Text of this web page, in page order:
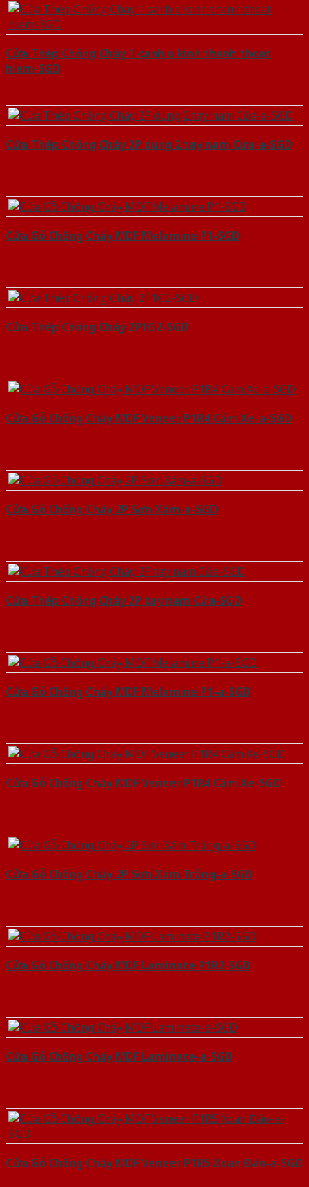
Cửa Thép Chống Cháy 1 canh o kinh thanh thoat
hiem-SGD
Cửa Thép Chống Cháy 2P dung 2 tay nam Cửa-a-SGD
Cửa Gỗ Chống Cháy MDF Melamine P1-SGD
Cửa Thép Chống Cháy 2P1G2-SGD
Cửa Gỗ Chống Cháy MDF Veneer P1R4 Căm Xe-a-SGD
Cửa Gỗ Chống Cháy 2P Sơn Xám-a-SGD
Cửa Thép Chống Cháy 2P tay nam Cửa-SGD
Cửa Gỗ Chống Cháy MDF Melamine P1-a-SGD
Cửa Gỗ Chống Cháy MDF Veneer P1R4 Căm Xe-SGD
Cửa Gỗ Chống Cháy 2P Sơn Xám Trắng-a-SGD
Cửa Gỗ Chống Cháy MDF Laminate P1R2-SGD
Cửa Gỗ Chống Cháy MDF Laminate-a-SGD
Cửa Gỗ Chống Cháy MDF Veneer P1R5 Xoan Đào-a-SGD